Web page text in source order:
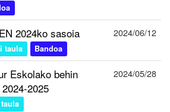
2024ko sasoia
taula Bandoa
2024/06/12
Eskolako behin
2025
2024/05/28